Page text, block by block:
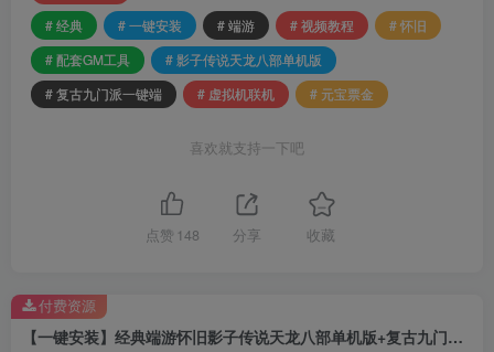
# 经典
# 一键安装 # 端游 # 视频教程
# 怀旧
# 配套GM工具
# 影子传说天龙八部单机版
# 复古九门派一键端
# 虚拟机联机 # 元宝票金
喜欢就支持一下吧
点赞 148 分享 收藏
【一键安装】经典端游怀旧影子传说天龙八部单机版+复古九门派一键端+虚拟机联机+元宝票金+配套GM工具+视频教程
付费资源